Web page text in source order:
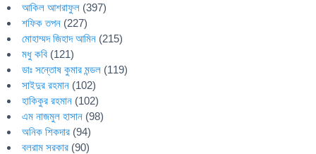
আকিল আশরাফুল (397)
শফিক তপন (227)
মোহাম্মদ জিহাদ আমিন (215)
মধু কবি (121)
ডাঃ সন্তোষ কুমার মন্ডল (119)
সাইদুর রহমান (102)
হাকিকুর রহমান (102)
এম নাজমুল হাসান (98)
অনিক শিকদার (94)
বলরাম সরকার (90)